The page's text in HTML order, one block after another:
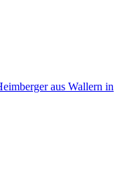
aus Wallern in